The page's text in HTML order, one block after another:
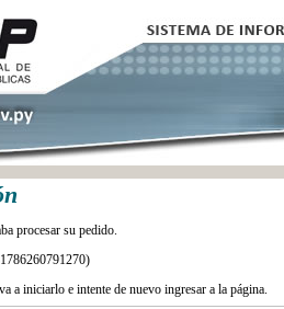
procesar su pedido.
a iniciarlo e intente de nuevo ingresar a la página.